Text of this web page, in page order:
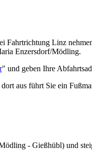
Fahrtrichtung Linz
Enzersdorf/Mödling.
" und geben Ihre
aus führt Sie ein
- Gießhübl) und